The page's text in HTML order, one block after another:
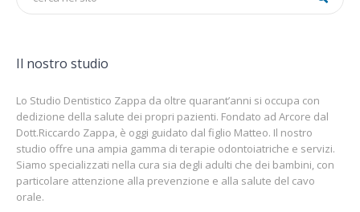
Il nostro studio
Lo Studio Dentistico Zappa da oltre quarant’anni si occupa con
dedizione della salute dei propri pazienti. Fondato ad Arcore dal
Dott.Riccardo Zappa, è oggi guidato dal figlio Matteo. Il nostro
studio offre una ampia gamma di terapie odontoiatriche e servizi.
Siamo specializzati nella cura sia degli adulti che dei bambini, con
particolare attenzione alla prevenzione e alla salute del cavo
orale.